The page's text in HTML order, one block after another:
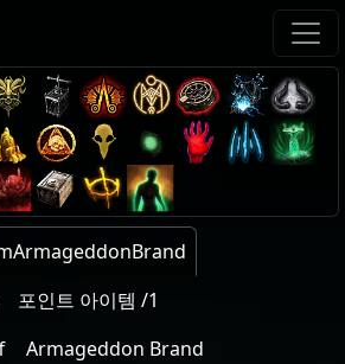
포인트 아이템 /1
Armageddon Brand